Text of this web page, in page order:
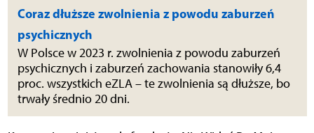
Coraz dłuższe zwolnienia z powodu zaburzeń
psychicznych
W Polsce w 2023 r. zwolnienia z powodu zaburzeń
psychicznych i zaburzeń zachowania stanowiły 6,4
proc. wszystkich eZLA – te zwolnienia są dłuższe, bo
trwały średnio 20 dni.